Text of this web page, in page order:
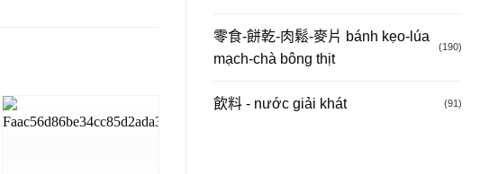
零食-餅乾-肉鬆-麥片 bánh kẹo-lúa
mạch-chà bông thịt
(190)
飲料 - nước giải khát (91)